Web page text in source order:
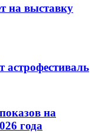
на выставку
астрофестиваль
на
года